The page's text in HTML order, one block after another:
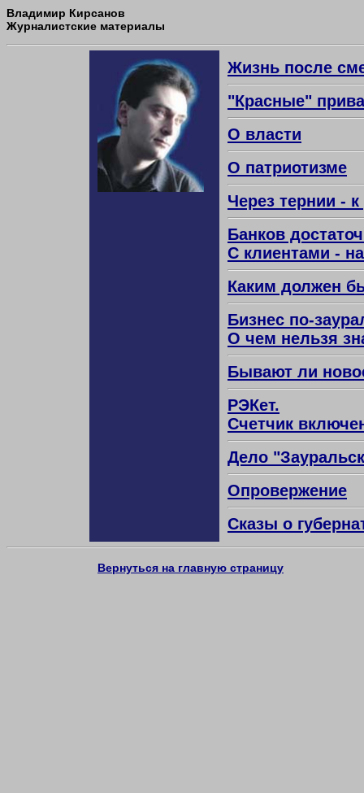
Владимир Кирсанов
Журналистские материалы
Жизнь после
"Красные"
О власти
О патриотизме
Через тернии - к
Банков
С клиентами -
Каким должен
Бизнес по-
О чем нельзя
Бывают ли
РЭКет.
Счетчик
Дело
Опровержение
Сказы о
Вернуться на главную страницу